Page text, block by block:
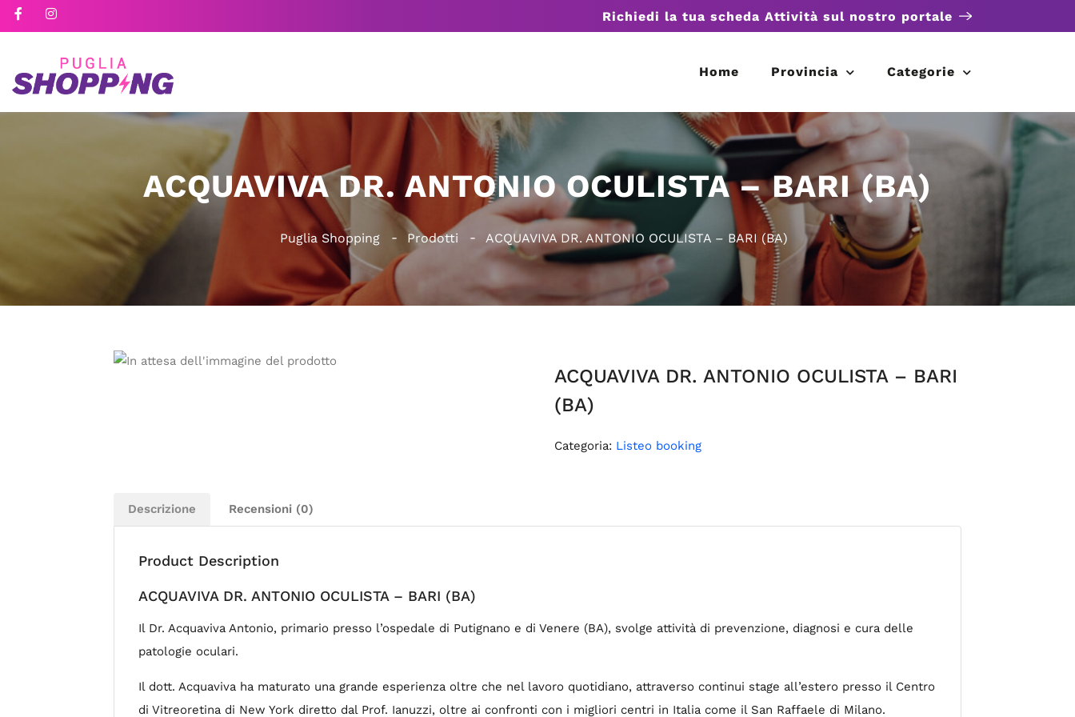
Richiedi la tua scheda Attività sul nostro portale
Home Provincia Categorie
ACQUAVIVA DR. ANTONIO OCULISTA – BARI (BA)
Puglia Shopping Prodotti ACQUAVIVA DR. ANTONIO OCULISTA – BARI (BA)
ACQUAVIVA DR. ANTONIO OCULISTA – BARI
(BA)
Categoria: Listeo booking
Descrizione Recensioni (0)
Product Description
ACQUAVIVA DR. ANTONIO OCULISTA – BARI (BA)
Il Dr. Acquaviva Antonio, primario presso l’ospedale di Putignano e di Venere (BA), svolge attività di prevenzione, diagnosi e cura delle
patologie oculari.
Il dott. Acquaviva ha maturato una grande esperienza oltre che nel lavoro quotidiano, attraverso continui stage all’estero presso il Centro
di Vitreoretina di New York diretto dal Prof. Ianuzzi, oltre ai confronti con i migliori centri in Italia come il San Raffaele di Milano.